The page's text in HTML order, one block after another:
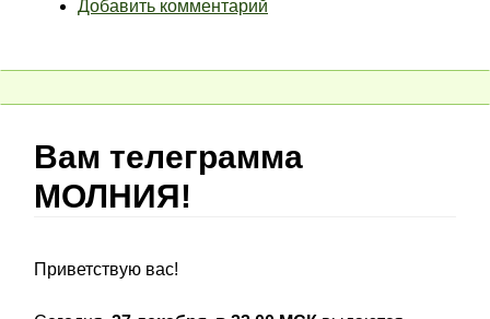
Добавить комментарий
Вам телеграмма
МОЛНИЯ!
Приветствую вас!